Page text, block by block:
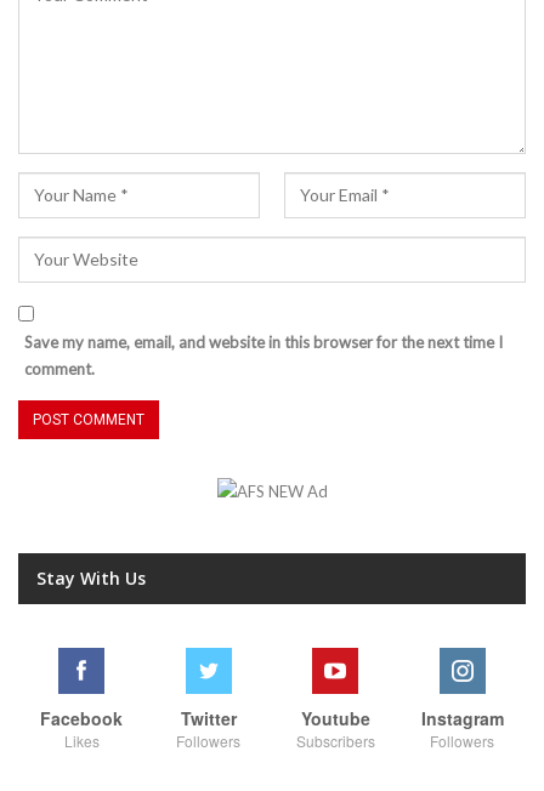
Save my name, email, and website in this browser for the next time I
comment.
Stay With Us
Facebook
Likes
Twitter
Followers
Youtube
Subscribers
Instagram
Followers